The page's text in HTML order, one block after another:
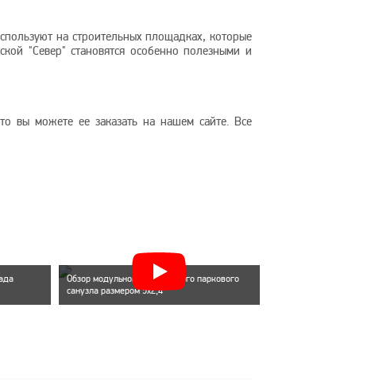
на строительных площадках, которые
"Север" становятся особенно полезными и
вы можете ее заказать на нашем сайте. Все
Обзор модульного автономного паркового
санузла размером 5х2,4